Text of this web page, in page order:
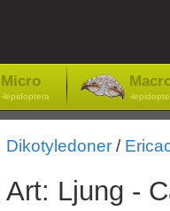
Micro
-lepidoptera -
Dikotyledoner/
Art: Ljung -